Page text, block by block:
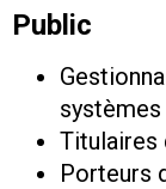
Public
systèmes
Titulaires
Porteurs